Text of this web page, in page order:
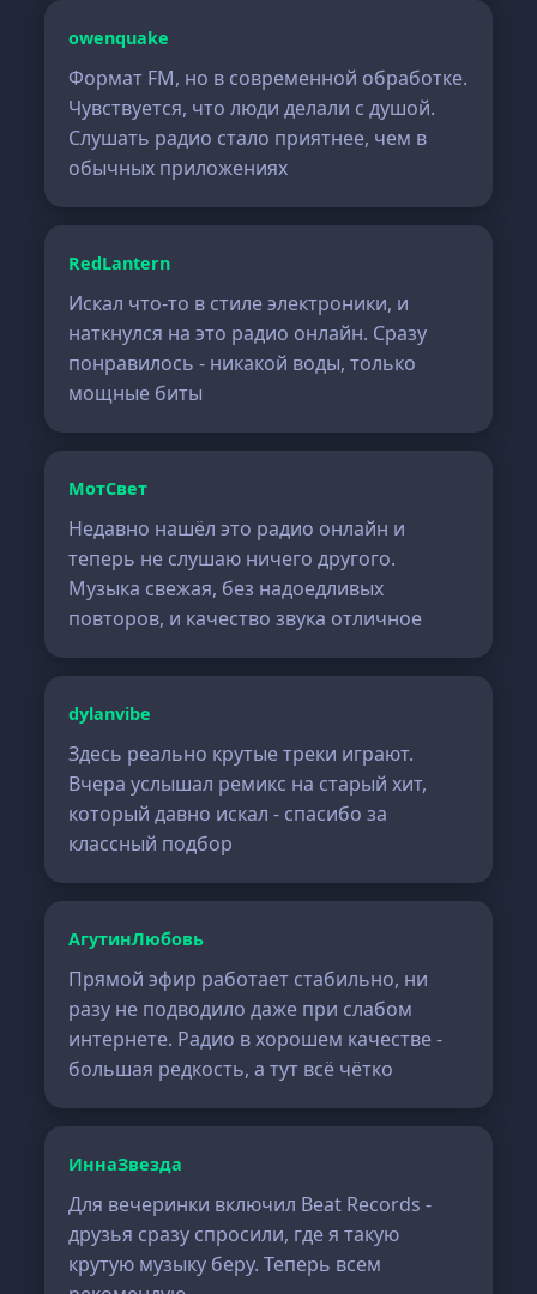
owenquake
Формат FM, но в современной обработке.
Чувствуется, что люди делали с душой.
Слушать радио стало приятнее, чем в
обычных приложениях
RedLantern
Искал что-то в стиле электроники, и
наткнулся на это радио онлайн. Сразу
понравилось - никакой воды, только
мощные биты
МотСвет
Недавно нашёл это радио онлайн и
теперь не слушаю ничего другого.
Музыка свежая, без надоедливых
повторов, и качество звука отличное
dylanvibe
Здесь реально крутые треки играют.
Вчера услышал ремикс на старый хит,
который давно искал - спасибо за
классный подбор
АгутинЛюбовь
Прямой эфир работает стабильно, ни
разу не подводило даже при слабом
интернете. Радио в хорошем качестве -
большая редкость, а тут всё чётко
ИннаЗвезда
Для вечеринки включил Beat Records -
друзья сразу спросили, где я такую
крутую музыку беру. Теперь всем